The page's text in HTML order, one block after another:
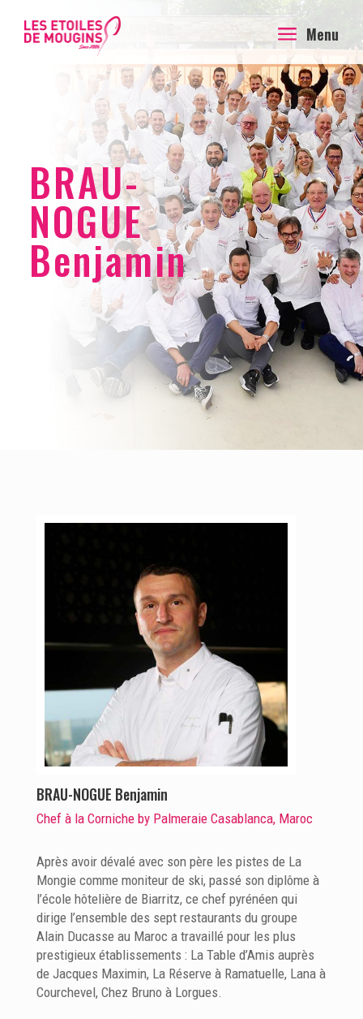
a Menu
BRAU-
NOGUE
Benjamin
BRAU-NOGUE Benjamin
Chef à la Corniche by Palmeraie Casablanca, Maroc
Après avoir dévalé avec son père les pistes de La
Mongie comme moniteur de ski, passé son diplôme à
l’école hôtelière de Biarritz, ce chef pyrénéen qui
dirige l’ensemble des sept restaurants du groupe
Alain Ducasse au Maroc a travaillé pour les plus
prestigieux établissements : La Table d’Amis auprès
de Jacques Maximin, La Réserve à Ramatuelle, Lana à
Courchevel, Chez Bruno à Lorgues.